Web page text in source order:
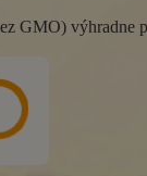
GMO) výhradne